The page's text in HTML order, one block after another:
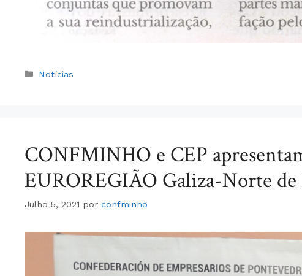
Categorias
Notícias
CONFMINHO e CEP
EUROREGIÃO Galiza-Norte de
Julho 5, 2021 por confminho